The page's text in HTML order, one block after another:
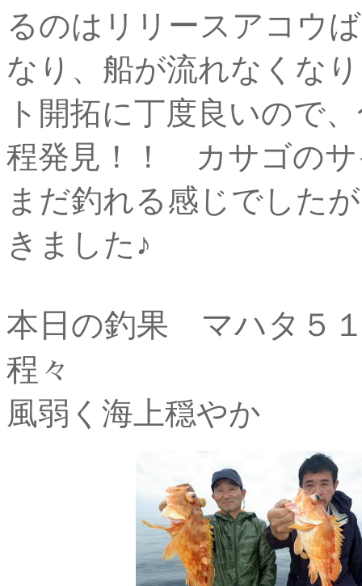
るのはリリースアコウ
なり、船が流れなくな
ト開拓に丁度良いので
程発見！！ カサゴの
まだ釣れる感じでした
きました♪
本日の釣果 マハタ５
程々
風弱く海上穏やか